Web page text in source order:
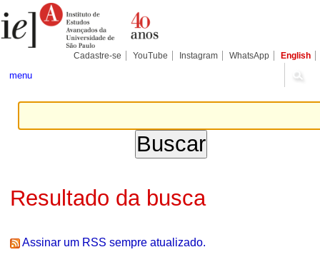
para
conteúdo.
Pessoais
Cadastre-se YouTube Instagram WhatsApp English
menu
Resultado da busca
Assinar um RSS sempre atualizado.